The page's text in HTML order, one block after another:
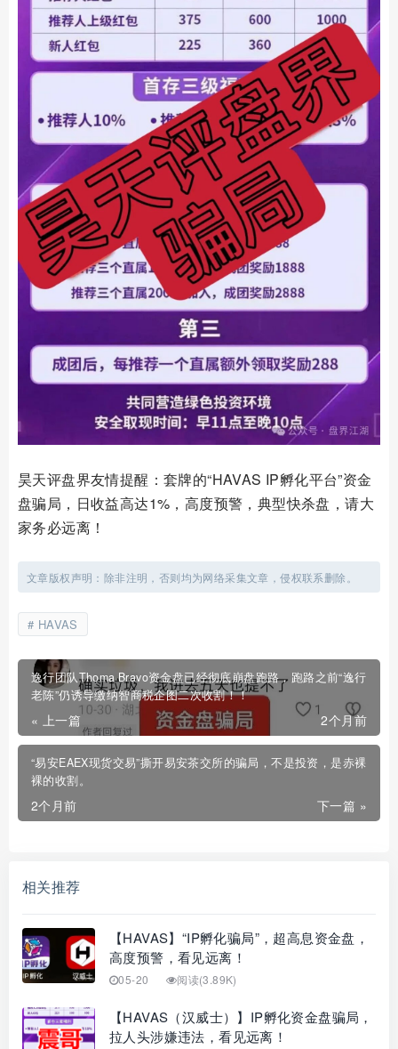
昊天评盘界友情提醒：套牌的“HAVAS IP孵化平台”资金
盘骗局，日收益高达1%，高度预警，典型快杀盘，请大
家务必远离！
文章版权声明：除非注明，否则均为网络采集文章，侵权联系删除。
HAVAS
逸行团队Thoma Bravo资金盘已经彻底崩盘跑路，跑路之前“逸行
老陈”仍诱导缴纳智商税企图二次收割！！
« 上一篇 2个月前
“易安EAEX现货交易”撕开易安茶交所的骗局，不是投资，是赤裸
裸的收割。
下一篇 »
2个月前
相关推荐
【HAVAS】“IP孵化骗局”，超高息资金盘，
高度预警，看见远离！
05-20 阅读(3.89K)
【HAVAS（汉威士）】IP孵化资金盘骗局，
拉人头涉嫌违法，看见远离！